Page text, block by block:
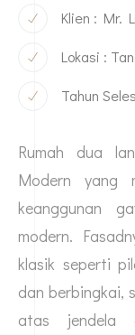
Klien : Mr.
Lokasi :
Tahun
Rumah dua
Modern yang
keanggunan
modern.
klasik seperti
dan berbingkai,
atas jendela